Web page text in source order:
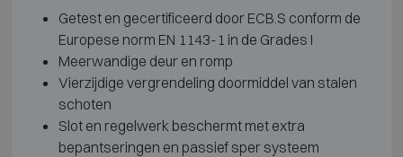
Getest en gecertificeerd door ECB.S conform de
Europese norm EN 1143-1 in de Grades I
Meerwandige deur en romp
Vierzijdige vergrendeling doormiddel van stalen
schoten
Slot en regelwerk beschermt met extra
bepantseringen en passief sper systeem